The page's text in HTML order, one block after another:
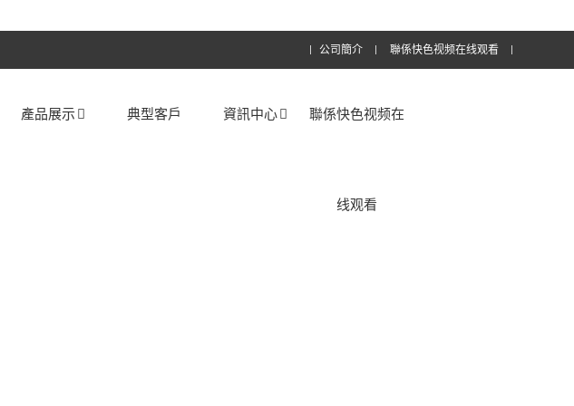
公司簡介 聯係快色视频在线观看
產品展示 典型客戶 資訊中心 聯係快色视频在
线观看